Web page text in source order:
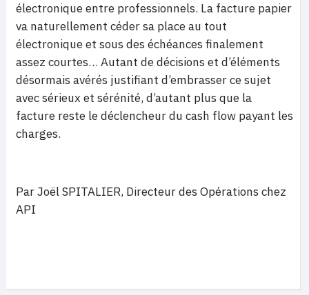
électronique entre professionnels. La facture papier
va naturellement céder sa place au tout
électronique et sous des échéances finalement
assez courtes… Autant de décisions et d’éléments
désormais avérés justifiant d’embrasser ce sujet
avec sérieux et sérénité, d’autant plus que la
facture reste le déclencheur du cash flow payant les
charges.
Par Joël SPITALIER, Directeur des Opérations chez
API